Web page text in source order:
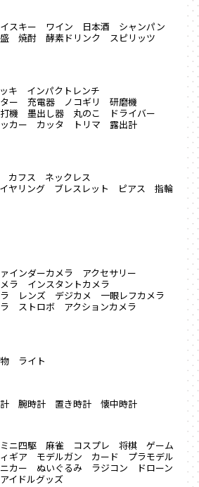
スキー ワイン 日本酒
シャンパン
焼酎 酵素ドリンク
スピリッツ
キ
インパクトレンチ
ー
充電器 ノコギリ
研磨機
機 墨出し器 丸のこ
ドライバー
カー カッタ トリマ
露出計
カフス
ネックレス
イヤリング ブレスレット ピアス 指輪
インダーカメラ
アクセサリー
ラ
インスタントカメラ
レンズ デジカメ
一眼レフカメラ
ストロボ
アクションカメラ
ライト
腕時計 置き時計 懐中時計
ミニ四駆 麻雀 コスプレ 将棋
ゲーム
ギア モデルガン カード
プラモデル
カー ぬいぐるみ ラジコン
ドローン
アイドルグッズ